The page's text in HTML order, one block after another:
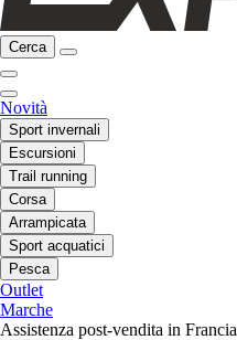
Cerca
Novità
Sport invernali
Escursioni
Trail running
Corsa
Arrampicata
Sport acquatici
Pesca
Outlet
Marche
Assistenza post-vendita in Francia